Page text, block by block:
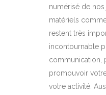
numérisé de
matériels
restent très
incontournable
communication,
promouvoir
votre activité.